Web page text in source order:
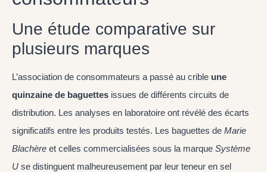
Une étude comparative sur
plusieurs marques
L’association de consommateurs a passé au crible une
quinzaine de baguettes issues de différents circuits de
distribution. Les analyses en laboratoire ont révélé des écarts
significatifs entre les produits testés. Les baguettes de Marie
Blachère et celles commercialisées sous la marque Système
U se distinguent malheureusement par leur teneur en sel